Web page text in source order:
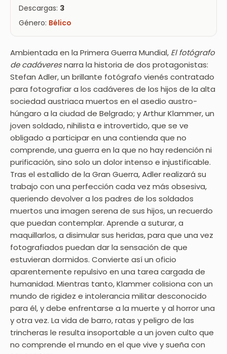
Descargas: 3
Género: Bélico
Ambientada en la Primera Guerra Mundial, El fotógrafo
de cadáveresnarra la historia de dos protagonistas:
Stefan Adler, un brillante fotógrafo vienés contratado
para fotografiar a los cadáveres de los hijos de la alta
sociedad austriaca muertos en el asedio austro-
húngaro a la ciudad de Belgrado; y Arthur Klammer, un
joven soldado, nihilista e introvertido, que se ve
obligado a participar en una contienda que no
comprende, una guerra en la que no hay redención ni
purificación, sino solo un dolor intenso e injustificable.
Tras el estallido de la Gran Guerra, Adler realizará su
trabajo con una perfección cada vez más obsesiva,
queriendo devolver a los padres de los soldados
muertos una imagen serena de sus hijos, un recuerdo
que puedan contemplar. Aprende a suturar, a
maquillarlos, a disimular sus heridas, para que una vez
fotografiados puedan dar la sensación de que
estuvieran dormidos. Convierte así un oficio
aparentemente repulsivo en una tarea cargada de
humanidad. Mientras tanto, Klammer colisiona con un
mundo de rigidez e intolerancia militar desconocido
para él, y debe enfrentarse a la muerte y al horror una
y otra vez. La vida de barro, ratas y peligro de las
trincheras le resulta insoportable a un joven culto que
no comprende el mundo en el que vive y sueña con